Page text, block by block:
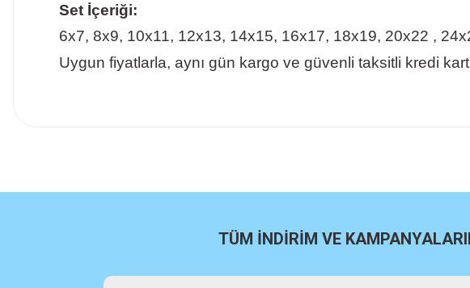
Set İçeriği:
6x7, 8x9, 10x11, 12x13, 14x15, 16x17, 18x19, 20x22 ,
Uygun fiyatlarla, aynı gün kargo ve güvenli taksitli kredi
TÜM İNDİRİM VE